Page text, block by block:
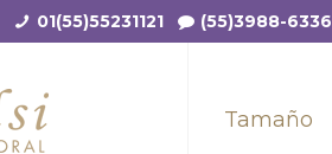
01(55)55231121 (55)3988-6336
Tamaño